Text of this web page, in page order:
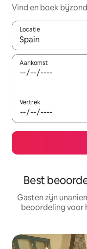
Vind en boek
Locatie
Wanneer er
Aankomst
Vertrek
Best
Gasten zijn
beoordeling voor